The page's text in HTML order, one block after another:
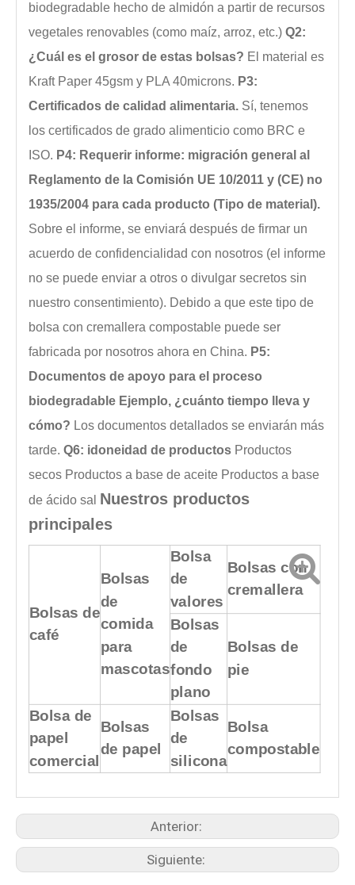
biodegradable hecho de almidón a partir de recursos
vegetales renovables (como maíz, arroz, etc.) Q2:
¿Cuál es el grosor de estas bolsas? El material es
Kraft Paper 45gsm y PLA 40microns. P3:
Certificados de calidad alimentaria. Sí, tenemos
los certificados de grado alimenticio como BRC e
ISO. P4: Requerir informe: migración general al
Reglamento de la Comisión UE 10/2011 y (CE) no
1935/2004 para cada producto (Tipo de material).
Sobre el informe, se enviará después de firmar un
acuerdo de confidencialidad con nosotros (el informe
no se puede enviar a otros o divulgar secretos sin
nuestro consentimiento). Debido a que este tipo de
bolsa con cremallera compostable puede ser
fabricada por nosotros ahora en China. P5:
Documentos de apoyo para el proceso
biodegradable Ejemplo, ¿cuánto tiempo lleva y
cómo? Los documentos detallados se enviarán más
tarde. Q6: idoneidad de productos Productos
secos Productos a base de aceite Productos a base
de ácido sal Nuestros productos
principales
Bolsas de
café
Bolsas
de
comida
para
mascotas
Bolsa
de
valores
Bolsas con
cremallera
Bolsas
de
fondo
plano
Bolsas de
pie
Bolsa de
papel
comercial
Bolsas
de papel
Bolsas
de
silicona
Bolsa
compostable
Anterior:
Siguiente: